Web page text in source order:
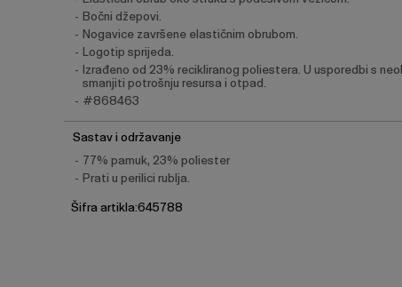
Bočni džepovi.
Nogavice završene elastičnim obrubom.
Logotip sprijeda.
Izrađeno od 23% recikliranog poliestera. U usporedbi s
smanjiti potrošnju resursa i otpad.
#868463
Sastav i održavanje
77% pamuk, 23% poliester
Prati u perilici rublja.
Šifra artikla:645788